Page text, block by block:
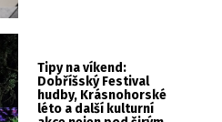
Tipy na víkend:
Dobříšský Festival
hudby, Krásnohorské
léto a další kulturní